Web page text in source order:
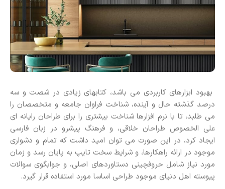
بهبود ابزارهای کاربردی می باشد، کتابهای زیادی در شصت و سه
درصد گذشته حال و آینده، شناخت فراوان جامعه و متخصصان را
می طلبد، تا با نرم افزارها شناخت بیشتری را برای طراحان رایانه ای
علی الخصوص طراحان خلاقی، و فرهنگ پیشرو در زبان فارسی
ایجاد کرد، در این صورت می توان امید داشت که تمام و دشواری
موجود در ارائه راهکارها، و شرایط سخت تایپ به پایان رسد و زمان
مورد نیاز شامل حروفچینی دستاوردهای اصلی، و جوابگوی سوالات
پیوسته اهل دنیای موجود طراحی اساسا مورد استفاده قرار گیرد.